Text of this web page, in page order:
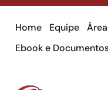
Home Equipe
Ebook e